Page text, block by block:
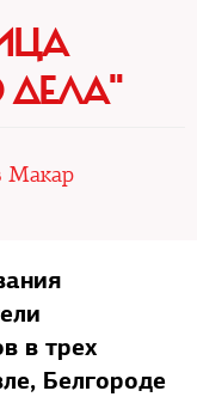
Макар
в трех
Белгороде